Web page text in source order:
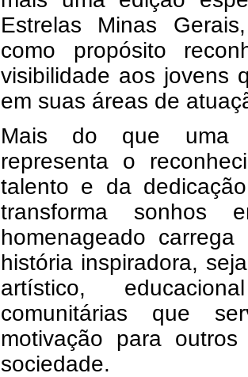
Estrelas Minas
como propósito
visibilidade aos jovens
em suas áreas de
Mais do que uma
representa o
talento e da
transforma sonhos
homenageado
história inspiradora,
artístico,
comunitárias que
motivação para
sociedade.